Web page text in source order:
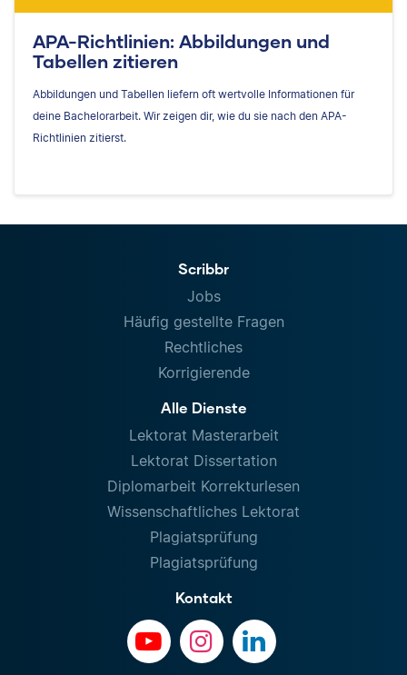
APA-Richtlinien: Abbildungen und
Tabellen zitieren
Abbildungen und Tabellen liefern oft wertvolle Informationen für
deine Bachelorarbeit. Wir zeigen dir, wie du sie nach den APA-
Richtlinien zitierst.
Scribbr
Jobs
Häufig gestellte Fragen
Rechtliches
Korrigierende
Alle Dienste
Lektorat Masterarbeit
Lektorat Dissertation
Diplomarbeit Korrekturlesen
Wissenschaftliches Lektorat
Plagiatsprüfung
Plagiatsprüfung
Kontakt